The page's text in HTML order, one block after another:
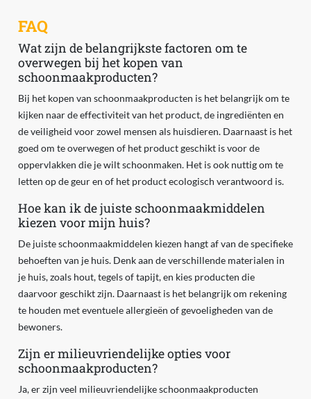
FAQ
Wat zijn de belangrijkste factoren om te
overwegen bij het kopen van
schoonmaakproducten?
Bij het kopen van schoonmaakproducten is het belangrijk om te
kijken naar de effectiviteit van het product, de ingrediënten en
de veiligheid voor zowel mensen als huisdieren. Daarnaast is het
goed om te overwegen of het product geschikt is voor de
oppervlakken die je wilt schoonmaken. Het is ook nuttig om te
letten op de geur en of het product ecologisch verantwoord is.
Hoe kan ik de juiste schoonmaakmiddelen
kiezen voor mijn huis?
De juiste schoonmaakmiddelen kiezen hangt af van de specifieke
behoeften van je huis. Denk aan de verschillende materialen in
je huis, zoals hout, tegels of tapijt, en kies producten die
daarvoor geschikt zijn. Daarnaast is het belangrijk om rekening
te houden met eventuele allergieën of gevoeligheden van de
bewoners.
Zijn er milieuvriendelijke opties voor
schoonmaakproducten?
Ja, er zijn veel milieuvriendelijke schoonmaakproducten